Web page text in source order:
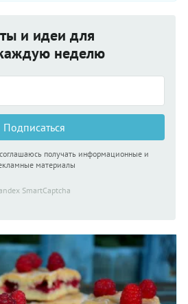
и идеи для
неделю
Подписаться
получать информационные и
материалы
SmartCaptcha